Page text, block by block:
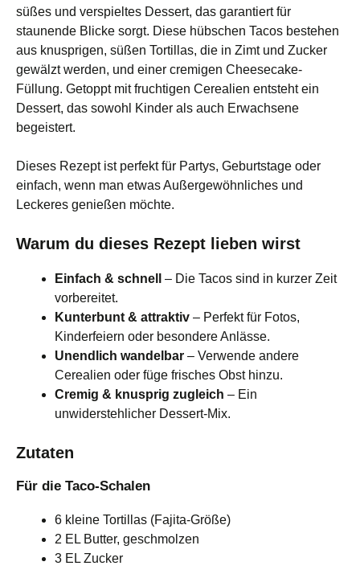
süßes und verspieltes Dessert, das garantiert für
staunende Blicke sorgt. Diese hübschen Tacos bestehen
aus knusprigen, süßen Tortillas, die in Zimt und Zucker
gewälzt werden, und einer cremigen Cheesecake-
Füllung. Getoppt mit fruchtigen Cerealien entsteht ein
Dessert, das sowohl Kinder als auch Erwachsene
begeistert.
Dieses Rezept ist perfekt für Partys, Geburtstage oder
einfach, wenn man etwas Außergewöhnliches und
Leckeres genießen möchte.
Warum du dieses Rezept lieben wirst
Einfach & schnell
– Die Tacos sind in kurzer Zeit
vorbereitet.
Kunterbunt & attraktiv – Perfekt für Fotos,
Kinderfeiern oder besondere Anlässe.
Unendlich wandelbar – Verwende andere
Cerealien oder füge frisches Obst hinzu.
Cremig & knusprig zugleich – Ein
unwiderstehlicher Dessert-Mix.
Zutaten
Für die Taco-Schalen
6 kleine Tortillas (Fajita-Größe)
2 EL Butter, geschmolzen
3 EL Zucker